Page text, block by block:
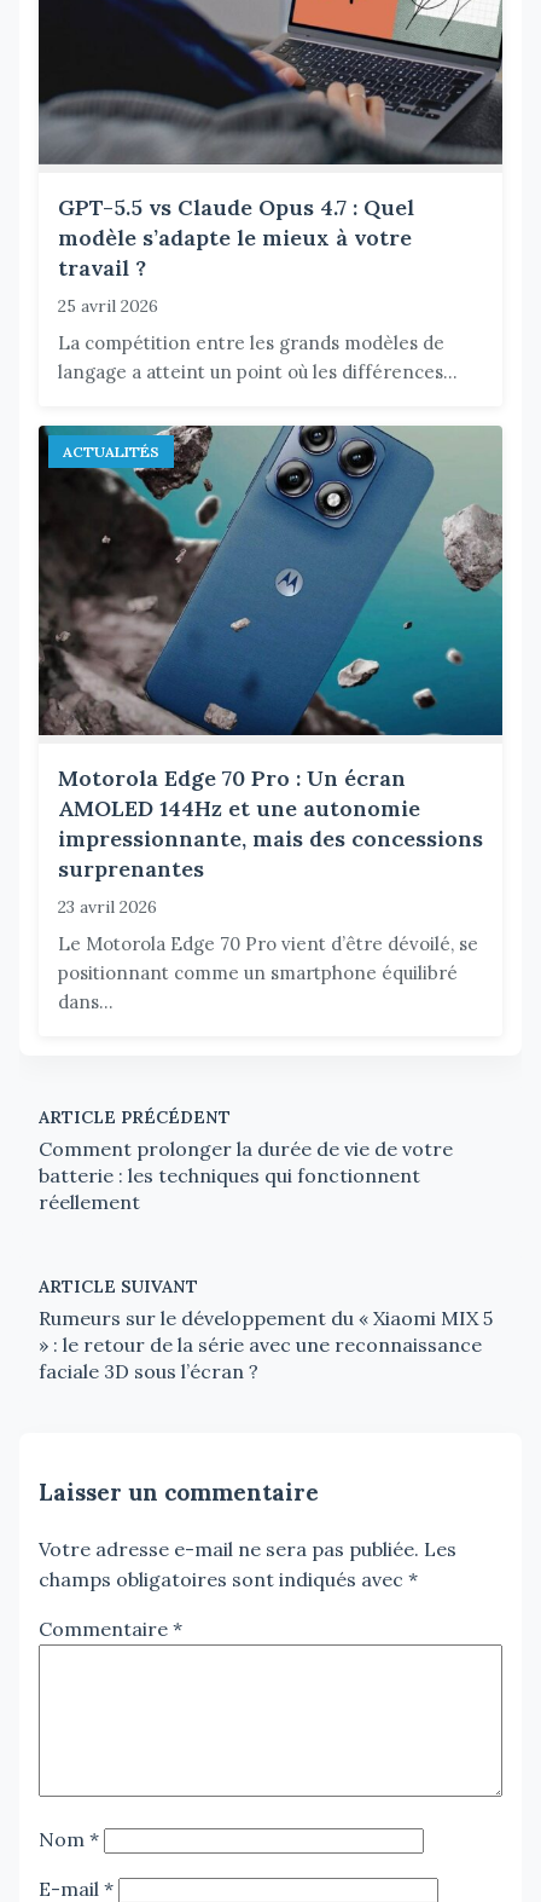
GPT-5.5 vs Claude Opus 4.7 : Quel
modèle s’adapte le mieux à votre
travail ?
25 avril 2026
La compétition entre les grands modèles de
langage a atteint un point où les différences...
ACTUALITÉS
Motorola Edge 70 Pro : Un écran
AMOLED 144Hz et une autonomie
impressionnante, mais des concessions
surprenantes
23 avril 2026
Le Motorola Edge 70 Pro vient d’être dévoilé, se
positionnant comme un smartphone équilibré
dans...
ARTICLE PRÉCÉDENT
Comment prolonger la durée de vie de votre
batterie : les techniques qui fonctionnent
réellement
ARTICLE SUIVANT
Rumeurs sur le développement du « Xiaomi MIX 5
» : le retour de la série avec une reconnaissance
faciale 3D sous l’écran ?
Laisser un commentaire
Votre adresse e-mail ne sera pas publiée. Les
champs obligatoires sont indiqués avec *
Commentaire *
Nom *
E-mail *